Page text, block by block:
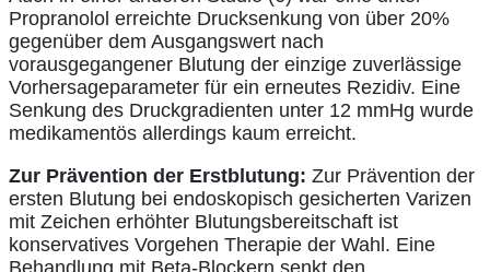
Propranolol erreichte Drucksenkung von über 20%
gegenüber dem Ausgangswert nach
vorausgegangener Blutung der einzige zuverlässige
Vorhersageparameter für ein erneutes Rezidiv. Eine
Senkung des Druckgradienten unter 12 mmHg wurde
medikamentös allerdings kaum erreicht.
Zur Prävention der Erstblutung: Zur Prävention der
ersten Blutung bei endoskopisch gesicherten Varizen
mit Zeichen erhöhter Blutungsbereitschaft ist
konservatives Vorgehen Therapie der Wahl. Eine
Behandlung mit Beta-Blockern senkt den